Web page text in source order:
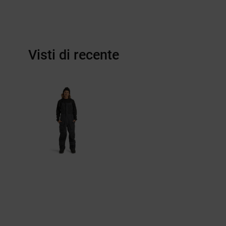
Visti di recente